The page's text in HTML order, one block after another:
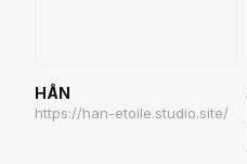
HÅN
https://han-etoile.studio.site/